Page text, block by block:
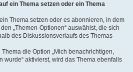
ein Thema setzen oder ein Thema
Thema setzen oder es abonnieren, in dem
„Themen-Optionen“ auswählst, die sich
des Diskussionsverlaufs des Themas
die Option „Mich benachrichtigen,
wurde“ aktivierst, wird das Thema ebenfalls